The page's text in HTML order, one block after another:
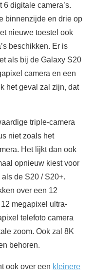
digitale camera’s.
binnenzijde en drie op
nieuwe toestel ook
beschikken. Er is
als bij de Galaxy S20
camera en een
het geval zal zijn, dat
triple-camera
niet zoals het
Het lijkt dan ook
opnieuw kiest voor
de S20 / S20+.
over een 12
megapixel ultra-
telefoto camera
zoom. Ook zal 8K
behoren.
ook over een kleinere